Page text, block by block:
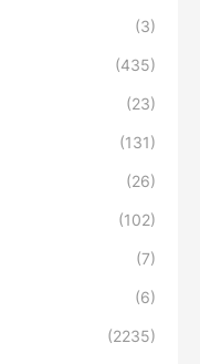
(3)
(435)
(23)
(131)
(26)
(102)
(7)
(6)
(2235)